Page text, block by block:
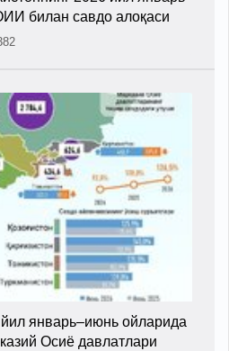
билан савдо алоқаси
январь–июнь ойларида
Осиё давлатлари